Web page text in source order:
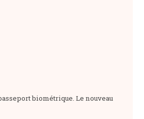
biométrique. Le nouveau